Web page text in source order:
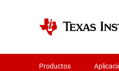
Productos